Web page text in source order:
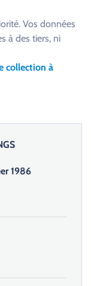
Vos données
à des tiers, ni
collection à
1986